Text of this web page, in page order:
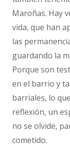
Maroñas. Hay
vida, que han
las
guardando la
Porque son
en el barrio y
barriales, lo
reflexión, un
no se olvide,
cometido.